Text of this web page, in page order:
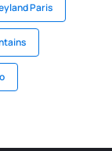
Paris